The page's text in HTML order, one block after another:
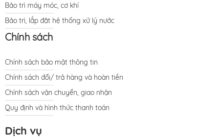
Bảo trì máy móc, cơ khí
Bảo trì, lắp đặt hệ thống xử lý nước
Chính sách
Chính sách bảo mật thông tin
Chính sách đổi/ trả hàng và hoàn tiền
Chính sách vận chuyển, giao nhận
Quy định và hình thức thanh toán
Dịch vụ